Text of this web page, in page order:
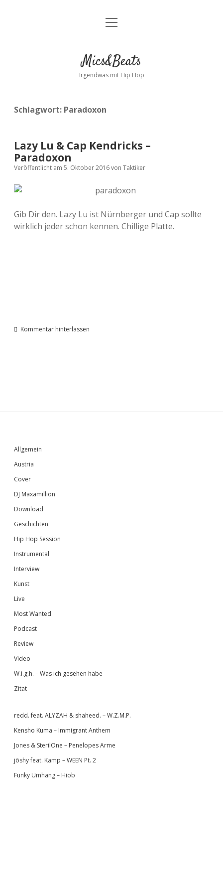
Kontakt
facebookinstagram
bandcamp
spotify
Menü
Mics&Beats
Irgendwas mit Hip Hop
Schlagwort: Paradoxon
Lazy Lu & Cap Kendricks –
Paradoxon
Veröffentlicht am 5. Oktober 2016von Taktiker
Gib Dir den. Lazy Lu ist Nürnberger und Cap sollte
wirklich jeder schon kennen. Chillige Platte.
Kommentar hinterlassen
Sidebar
Allgemein
Austria
Cover
DJ Maxamillion
Download
Geschichten
Hip Hop Session
Instrumental
Interview
Kunst
Live
Most Wanted
Podcast
Review
Video
W.i.g.h. – Was ich gesehen habe
Zitat
redd. feat. ALYZAH & shaheed. – W.Z.M.P.
Kensho Kuma – Immigrant Anthem
Jones & SterilOne – Penelopes Arme
jōshy feat. Kamp – WEEN Pt. 2
Funky Umhang – Hiob